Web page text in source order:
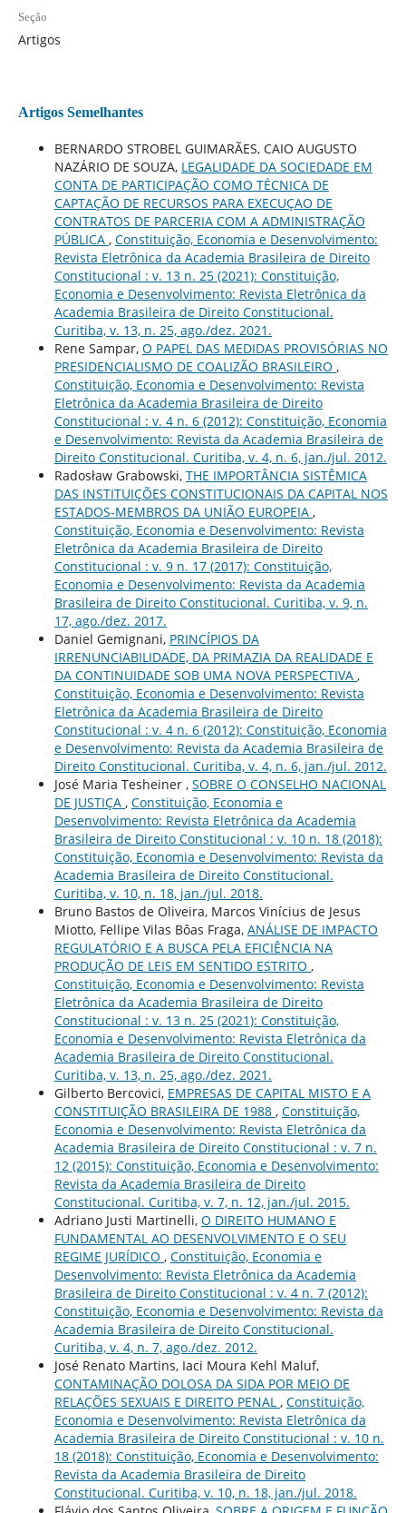
Seção
Artigos
Artigos Semelhantes
BERNARDO STROBEL GUIMARÃES, CAIO AUGUSTO
NAZÁRIO DE SOUZA, LEGALIDADE DA SOCIEDADE EM
CONTA DE PARTICIPAÇÃO COMO TÉCNICA DE
CAPTAÇÃO DE RECURSOS PARA EXECUÇAO DE
CONTRATOS DE PARCERIA COM A ADMINISTRAÇÃO
PÚBLICA , Constituição, Economia e Desenvolvimento:
Revista Eletrônica da Academia Brasileira de Direito
Constitucional : v. 13 n. 25 (2021): Constituição,
Economia e Desenvolvimento: Revista Eletrônica da
Academia Brasileira de Direito Constitucional.
Curitiba, v. 13, n. 25, ago./dez. 2021.
Rene Sampar, O PAPEL DAS MEDIDAS PROVISÓRIAS NO
PRESIDENCIALISMO DE COALIZÃO BRASILEIRO ,
Constituição, Economia e Desenvolvimento: Revista
Eletrônica da Academia Brasileira de Direito
Constitucional : v. 4 n. 6 (2012): Constituição, Economia
e Desenvolvimento: Revista da Academia Brasileira de
Direito Constitucional. Curitiba, v. 4, n. 6, jan./jul. 2012.
Radosław Grabowski, THE IMPORTÂNCIA SISTÊMICA
DAS INSTITUIÇÕES CONSTITUCIONAIS DA CAPITAL NOS
ESTADOS-MEMBROS DA UNIÃO EUROPEIA ,
Constituição, Economia e Desenvolvimento: Revista
Eletrônica da Academia Brasileira de Direito
Constitucional : v. 9 n. 17 (2017): Constituição,
Economia e Desenvolvimento: Revista da Academia
Brasileira de Direito Constitucional. Curitiba, v. 9, n.
17, ago./dez. 2017.
Daniel Gemignani, PRINCÍPIOS DA
IRRENUNCIABILIDADE, DA PRIMAZIA DA REALIDADE E
DA CONTINUIDADE SOB UMA NOVA PERSPECTIVA ,
Constituição, Economia e Desenvolvimento: Revista
Eletrônica da Academia Brasileira de Direito
Constitucional : v. 4 n. 6 (2012): Constituição, Economia
e Desenvolvimento: Revista da Academia Brasileira de
Direito Constitucional. Curitiba, v. 4, n. 6, jan./jul. 2012.
José Maria Tesheiner , SOBRE O CONSELHO NACIONAL
DE JUSTIÇA , Constituição, Economia e
Desenvolvimento: Revista Eletrônica da Academia
Brasileira de Direito Constitucional : v. 10 n. 18 (2018):
Constituição, Economia e Desenvolvimento: Revista da
Academia Brasileira de Direito Constitucional.
Curitiba, v. 10, n. 18, jan./jul. 2018.
Bruno Bastos de Oliveira, Marcos Vinícius de Jesus
Miotto, Fellipe Vilas Bôas Fraga, ANÁLISE DE IMPACTO
REGULATÓRIO E A BUSCA PELA EFICIÊNCIA NA
PRODUÇÃO DE LEIS EM SENTIDO ESTRITO ,
Constituição, Economia e Desenvolvimento: Revista
Eletrônica da Academia Brasileira de Direito
Constitucional : v. 13 n. 25 (2021): Constituição,
Economia e Desenvolvimento: Revista Eletrônica da
Academia Brasileira de Direito Constitucional.
Curitiba, v. 13, n. 25, ago./dez. 2021.
Gilberto Bercovici, EMPRESAS DE CAPITAL MISTO E A
CONSTITUIÇÃO BRASILEIRA DE 1988 , Constituição,
Economia e Desenvolvimento: Revista Eletrônica da
Academia Brasileira de Direito Constitucional : v. 7 n.
12 (2015): Constituição, Economia e Desenvolvimento:
Revista da Academia Brasileira de Direito
Constitucional. Curitiba, v. 7, n. 12, jan./jul. 2015.
Adriano Justi Martinelli, O DIREITO HUMANO E
FUNDAMENTAL AO DESENVOLVIMENTO E O SEU
REGIME JURÍDICO , Constituição, Economia e
Desenvolvimento: Revista Eletrônica da Academia
Brasileira de Direito Constitucional : v. 4 n. 7 (2012):
Constituição, Economia e Desenvolvimento: Revista da
Academia Brasileira de Direito Constitucional.
Curitiba, v. 4, n. 7, ago./dez. 2012.
José Renato Martins, Iaci Moura Kehl Maluf,
CONTAMINAÇÃO DOLOSA DA SIDA POR MEIO DE
RELAÇÕES SEXUAIS E DIREITO PENAL , Constituição,
Economia e Desenvolvimento: Revista Eletrônica da
Academia Brasileira de Direito Constitucional : v. 10 n.
18 (2018): Constituição, Economia e Desenvolvimento:
Revista da Academia Brasileira de Direito
Constitucional. Curitiba, v. 10, n. 18, jan./jul. 2018.